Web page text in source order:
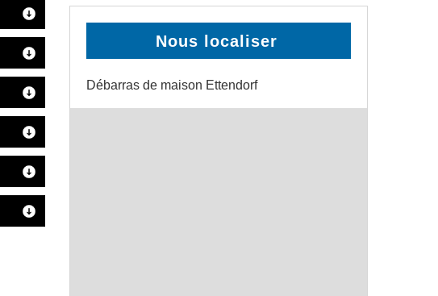
Nous localiser
Débarras de maison Ettendorf